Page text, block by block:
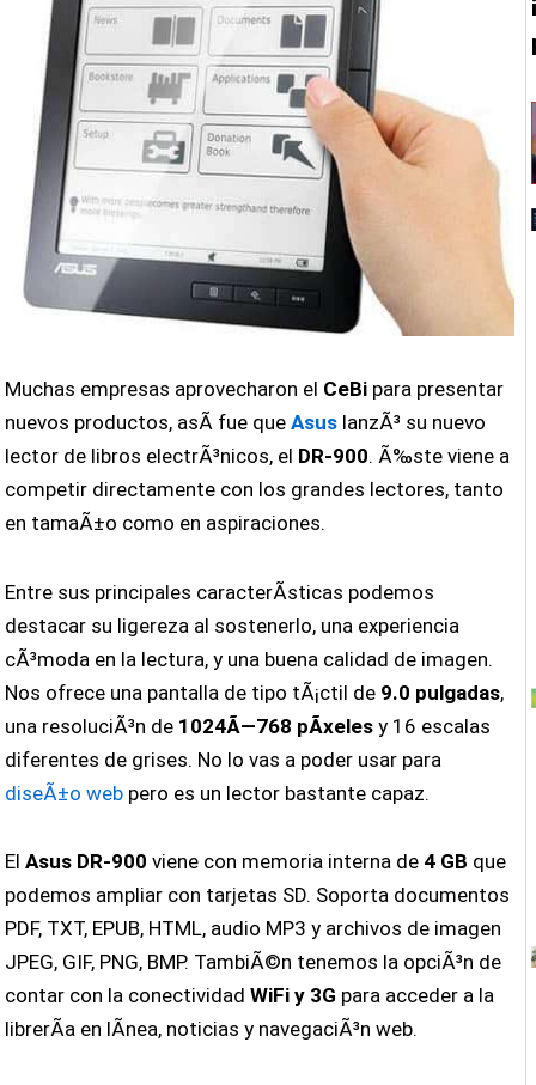
Muchas empresas aprovecharon el CeBi para presentar
nuevos productos, asÃ­ fue queAsus lanzÃ³ su nuevo
lector de libros electrÃ³nicos, el DR-900. Ã‰ste viene a
competir directamente con los grandes lectores, tanto
en tamaÃ±o como en aspiraciones.
Entre sus principales caracterÃ­sticas podemos
destacar su ligereza al sostenerlo, una experiencia
cÃ³moda en la lectura, y una buena calidad de imagen.
Nos ofrece una pantalla de tipo tÃ¡ctil de 9.0 pulgadas,
una resoluciÃ³n de 1024Ã—768 pÃ­xeles y 16 escalas
diferentes de grises. No lo vas a poder usar para
diseÃ±o web pero es un lector bastante capaz.
ElAsus DR-900 viene con memoria interna de 4 GB que
podemos ampliar con tarjetas SD. Soporta documentos
PDF, TXT, EPUB, HTML, audio MP3 y archivos de imagen
JPEG, GIF, PNG, BMP. TambiÃ©n tenemos la opciÃ³n de
contar con la conectividad WiFi y 3G para acceder a la
librerÃ­a en lÃ­nea, noticias y navegaciÃ³n web.